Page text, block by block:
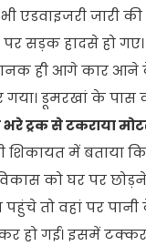
जारी की
सड़क हादसे हो गए।
ही आगे कार
डूमरखां के पास
भरे ट्रक से टकराया
में बताया
को घर पर छोड़ने
तो वहां पर पानी
हो गई। इसमें